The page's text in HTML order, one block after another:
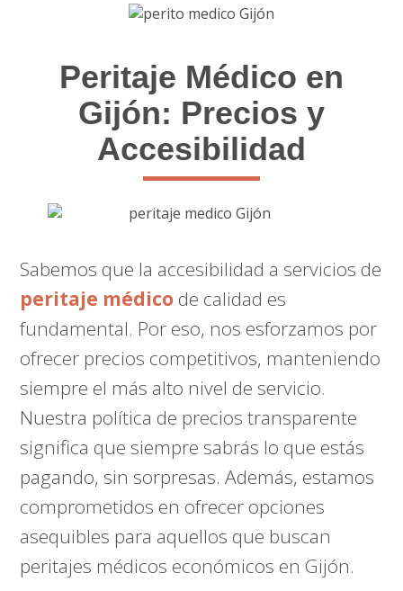
Peritaje Médico en
Gijón: Precios y
Accesibilidad
Sabemos que la accesibilidad a servicios de
peritaje médico de calidad es
fundamental. Por eso, nos esforzamos por
ofrecer precios competitivos, manteniendo
siempre el más alto nivel de servicio.
Nuestra política de precios transparente
significa que siempre sabrás lo que estás
pagando, sin sorpresas. Además, estamos
comprometidos en ofrecer opciones
asequibles para aquellos que buscan
peritajes médicos económicos en Gijón.